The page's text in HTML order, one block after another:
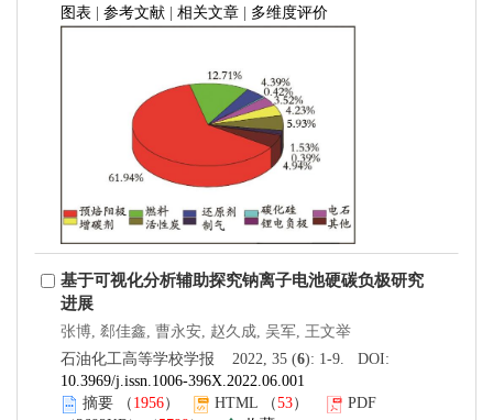
图表
参考文献 相关文章 多维度评价
基于可视化分析辅助探究钠离子电池硬碳负极研究
进展
张博, 郄佳鑫, 曹永安, 赵久成, 吴军, 王文举
石油化工高等学校学报 2022, 35 (6): 1-9. DOI:
10.3969/j.issn.1006-396X.2022.06.001
摘要 （ 1956） HTML （53）
PDF